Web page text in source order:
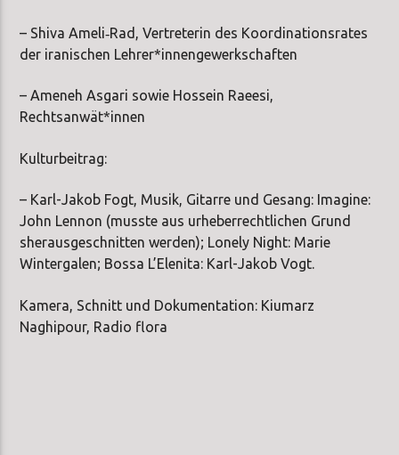
– Shiva Ameli‑Rad, Vertreterin des Koordinationsrates
der iranischen Lehrer*innengewerkschaften
– Ameneh Asgari sowie Hossein Raeesi,
Rechtsanwät*innen
Kulturbeitrag:
– Karl-Jakob Fogt, Musik, Gitarre und Gesang: Imagine:
John Lennon (musste aus urheberrechtlichen Grund
sherausgeschnitten werden); Lonely Night: Marie
Wintergalen; Bossa L’Elenita: Karl-Jakob Vogt.
Kamera, Schnitt und Dokumentation: Kiumarz
Naghipour, Radio flora